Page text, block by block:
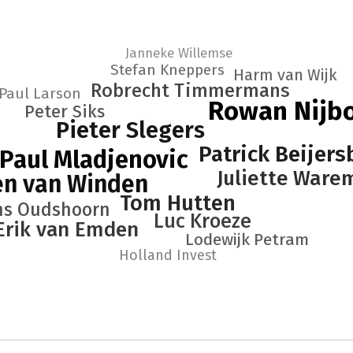
Rowan
Paul Mladjenovic
van Winden
Pieter Slegers
Patrick
Tom Hutten
Juliette
van Emden Luc Kroeze
Robrecht Timmermans
Oudshoorn
Peter Siks
Lodewijk Petram
Harm van Wijk
Stefan Kneppers
Paul Larson
Holland Invest
Janneke Willemse